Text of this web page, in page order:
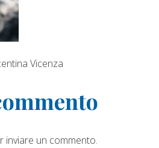
Vicenza
inviare un commento.